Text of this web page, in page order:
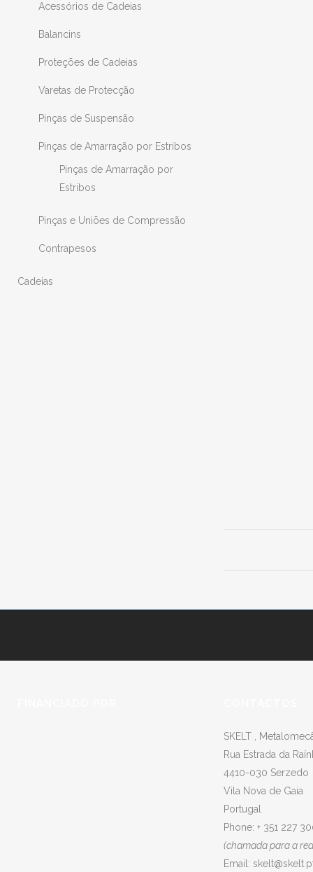
Acessórios de Cadeias
Balancins
Proteções de Cadeias
Varetas de Protecção
Pinças de Suspensão
Pinças de Amarração por Estribos
Pinças de Amarração por
Estribos
Pinças e Uniões de Compressão
Contrapesos
Cadeias
SKELT ,
Rua Estrada da
4410-030 Serzedo
Vila Nova de Gaia
Portugal
Phone: + 351 227
(chamada para a
Email: